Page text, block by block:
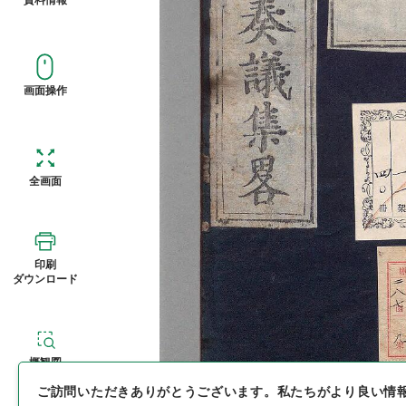
画面操作
全画面
印刷
ダウンロード
概観図
ご訪問いただきありがとうございます。 私たちがより良い情